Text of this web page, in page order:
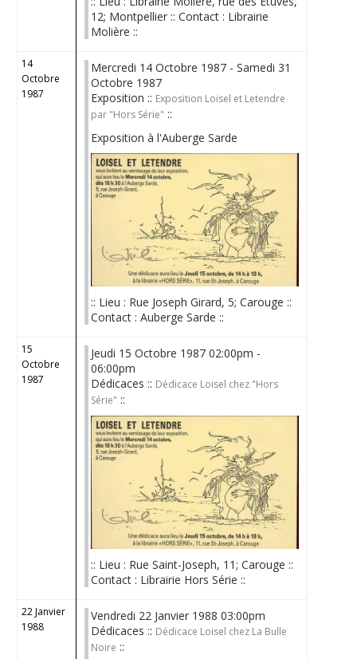
12; Montpellier :: Contact : Librairie
Molière ::
14
Octobre
1987
Mercredi 14 Octobre 1987 - Samedi 31
Octobre 1987
Exposition :: Exposition Loisel et Letendre
par "Hors Série" ::
Exposition à l'Auberge Sarde
:: Lieu : Rue Joseph Girard, 5; Carouge ::
Contact : Auberge Sarde ::
15
Octobre
1987
Jeudi 15 Octobre 1987 02:00pm -
06:00pm
Dédicaces :: Dédicace Loisel chez "Hors
Série" ::
:: Lieu : Rue Saint-Joseph, 11; Carouge ::
Contact : Librairie Hors Série ::
22 Janvier
1988
Vendredi 22 Janvier 1988 03:00pm
Dédicaces :: Dédicace Loisel chez La Bulle
Noire ::